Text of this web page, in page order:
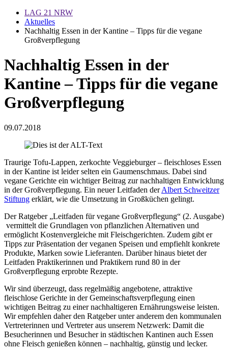
LAG 21 NRW
Aktuelles
Nachhaltig Essen in der Kantine – Tipps für die vegane
Großverpflegung
Nachhaltig Essen in der
Kantine – Tipps für die vegane
Großverpflegung
09.07.2018
Traurige Tofu-Lappen, zerkochte Veggieburger – fleischloses Essen
in der Kantine ist leider selten ein Gaumenschmaus. Dabei sind
vegane Gerichte ein wichtiger Beitrag zur nachhaltigen Entwicklung
in der Großverpflegung. Ein neuer Leitfaden derAlbert Schweitzer
Stiftung erklärt, wie die Umsetzung in Großküchen gelingt.
Der Ratgeber „Leitfaden für vegane Großverpflegung“ (2. Ausgabe)
vermittelt die Grundlagen von pflanzlichen Alternativen und
ermöglicht Kostenvergleiche mit Fleischgerichten. Zudem gibt er
Tipps zur Präsentation der veganen Speisen und empfiehlt konkrete
Produkte, Marken sowie Lieferanten. Darüber hinaus bietet der
Leitfaden Praktikerinnen und Praktikern rund 80 in der
Großverpflegung erprobte Rezepte.
Wir sind überzeugt, dass regelmäßig angebotene, attraktive
fleischlose Gerichte in der Gemeinschaftsverpflegung einen
wichtigen Beitrag zu einer nachhaltigeren Ernährungsweise leisten.
Wir empfehlen daher den Ratgeber unter anderem den kommunalen
Vertreterinnen und Vertreter aus unserem Netzwerk: Damit die
Besucherinnen und Besucher in städtischen Kantinen auch Essen
ohne Fleisch genießen können – nachhaltig, günstig und lecker.